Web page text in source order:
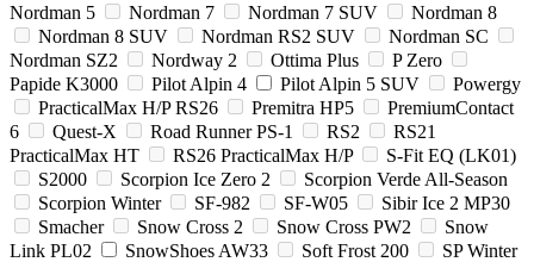
Nordman 5
Nordman 7 Nordman 7 SUV
Nordman 8
Nordman 8 SUV
Nordman RS2 SUV
Nordman SC
Nordman SZ2
Nordway 2 Ottima Plus
P Zero
Papide K3000
Pilot Alpin 4 Pilot Alpin 5 SUV
Powergy
PracticalMax H/P RS26
Premitra HP5
PremiumContact
6
Quest-X Road Runner PS-1 RS2
RS21
PracticalMax HT
RS26 PracticalMax H/P
S-Fit EQ (LK01)
S2000
Scorpion Ice Zero 2
Scorpion Verde All-Season
Scorpion Winter
SF-982 SF-W05
Sibir Ice 2 MP30
Smacher
Snow Cross 2 Snow Cross PW2
Snow
Link PL02
SnowShoes AW33 Soft Frost 200
SP Winter